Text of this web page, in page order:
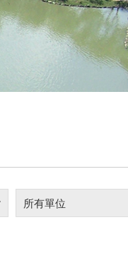
所有單位